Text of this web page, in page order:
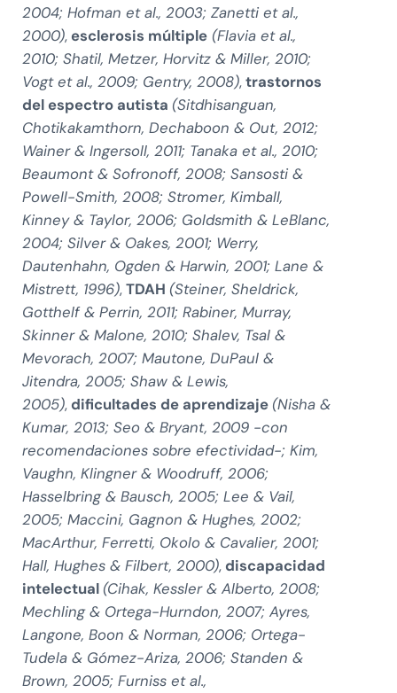
2004; Hofman et al., 2003; Zanetti et al.,
2000), esclerosis múltiple(Flavia et al.,
2010; Shatil, Metzer, Horvitz & Miller, 2010;
Vogt et al., 2009; Gentry, 2008),trastornos
del espectro autista (Sitdhisanguan,
Chotikakamthorn, Dechaboon & Out, 2012;
Wainer & Ingersoll, 2011; Tanaka et al., 2010;
Beaumont & Sofronoff, 2008; Sansosti &
Powell-Smith, 2008; Stromer, Kimball,
Kinney & Taylor, 2006; Goldsmith & LeBlanc,
2004; Silver & Oakes, 2001; Werry,
Dautenhahn, Ogden & Harwin, 2001; Lane &
Mistrett, 1996),TDAH (Steiner, Sheldrick,
Gotthelf & Perrin, 2011; Rabiner, Murray,
Skinner & Malone, 2010; Shalev, Tsal &
Mevorach, 2007; Mautone, DuPaul &
Jitendra, 2005; Shaw & Lewis,
2005), dificultades de aprendizaje (Nisha &
Kumar, 2013; Seo & Bryant, 2009 -con
recomendaciones sobre efectividad-; Kim,
Vaughn, Klingner & Woodruff, 2006;
Hasselbring & Bausch, 2005; Lee & Vail,
2005; Maccini, Gagnon & Hughes, 2002;
MacArthur, Ferretti, Okolo & Cavalier, 2001;
Hall, Hughes & Filbert, 2000), discapacidad
intelectual (Cihak, Kessler & Alberto, 2008;
Mechling & Ortega-Hurndon, 2007; Ayres,
Langone, Boon & Norman, 2006; Ortega-
Tudela & Gómez-Ariza, 2006; Standen &
Brown, 2005; Furniss et al.,